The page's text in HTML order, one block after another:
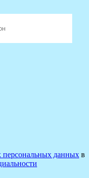
персональных данных в